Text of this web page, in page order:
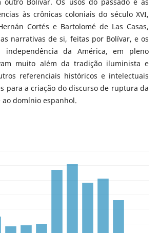
às crônicas coloniais do século XVI,
Cortés e Bartolomé de Las Casas,
narrativas de si, feitas por Bolívar, e os
independência da América, em pleno
muito além da tradição iluminista e
referenciais históricos e intelectuais
para a criação do discurso de ruptura da
domínio espanhol.